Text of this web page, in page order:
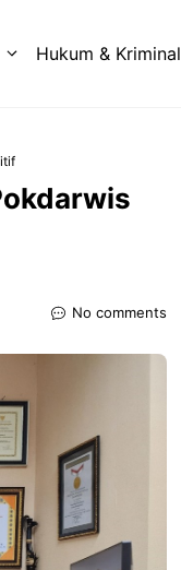
Hukum & Kriminal
No comments